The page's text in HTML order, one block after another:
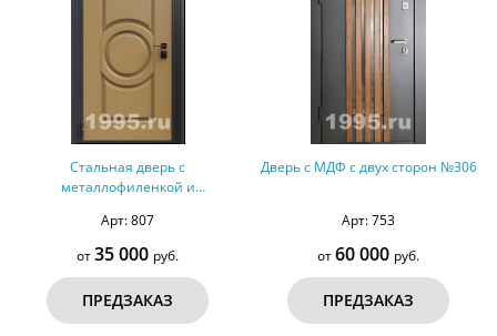
Стальная дверь с
металлофиленкой и
1036 (тип №1)
Арт: 807
от35 000 руб.
ПРЕДЗАКАЗ
Дверь с МДФ с двух сторон №306
Арт: 753
от60 000 руб.
ПРЕДЗАКАЗ